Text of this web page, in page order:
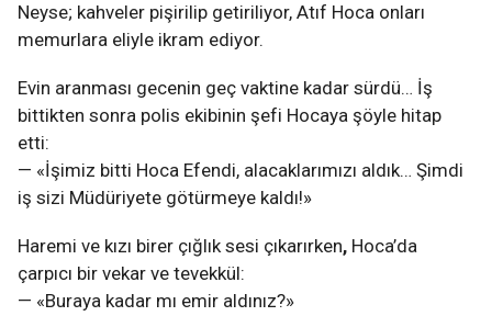
Neyse; kahveler pişirilip getiriliyor, Atıf Hoca onları
memurlara eliyle ikram ediyor.
Evin aranması gecenin geç vaktine kadar sürdü… İş
bittikten sonra polis ekibinin şefi Hocaya şöyle hitap
etti:
— «İşimiz bitti Hoca Efendi, alacaklarımızı aldık… Şimdi
iş sizi Müdüriyete götürmeye kaldı!»
Haremi ve kızı birer çığlık sesi çıkarırken, Hoca’da
çarpıcı bir vekar ve tevekkül:
— «Buraya kadar mı emir aldınız?»